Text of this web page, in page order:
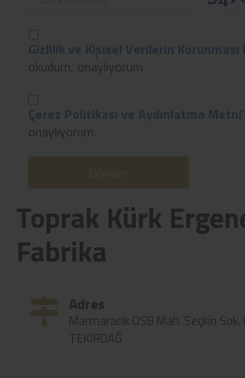
Gizlilik ve Kişisel Verilerin Korunması
okudum, onaylıyorum
Çerez Politikası ve Aydınlatma Metni
onaylıyorum.
Toprak Kürk
Fabrika
Adres
Marmaracık OSB Mah. Seçkin
TEKİRDAĞ